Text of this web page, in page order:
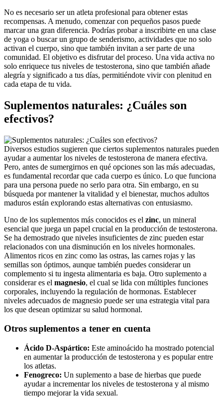
No es necesario ser un atleta profesional para obtener estas
recompensas. A menudo, comenzar con pequeños pasos puede
marcar una gran diferencia. Podrías probar a inscribirte en una clase
de yoga o buscar un grupo de senderismo, actividades que no solo
activan el cuerpo, sino que también invitan a ser parte de una
comunidad. El objetivo es disfrutar del proceso. Una vida activa no
solo enriquece tus niveles de testosterona, sino que también añade
alegría y significado a tus días, permitiéndote vivir con plenitud en
cada etapa de tu vida.
Suplementos naturales: ¿Cuáles son
efectivos?
Diversos estudios sugieren que ciertos suplementos naturales pueden
ayudar a aumentar los niveles de testosterona de manera efectiva.
Pero, antes de sumergirnos en qué opciones son las más adecuadas,
es fundamental recordar que cada cuerpo es único. Lo que funciona
para una persona puede no serlo para otra. Sin embargo, en su
búsqueda por mantener la vitalidad y el bienestar, muchos adultos
maduros están explorando estas alternativas con entusiasmo.
Uno de los suplementos más conocidos es el zinc, un mineral
esencial que juega un papel crucial en la producción de testosterona.
Se ha demostrado que niveles insuficientes de zinc pueden estar
relacionados con una disminución en los niveles hormonales.
Alimentos ricos en zinc como las ostras, las carnes rojas y las
semillas son óptimos, aunque también puedes considerar un
complemento si tu ingesta alimentaria es baja. Otro suplemento a
considerar es el magnesio, el cual se lida con múltiples funciones
corporales, incluyendo la regulación de hormonas. Establecer
niveles adecuados de magnesio puede ser una estrategia vital para
los que desean optimizar su salud hormonal.
Otros suplementos a tener en cuenta
Ácido D-Aspártico: Este aminoácido ha mostrado potencial
en aumentar la producción de testosterona y es popular entre
los atletas.
Fenogreco: Un suplemento a base de hierbas que puede
ayudar a incrementar los niveles de testosterona y al mismo
tiempo mejorar la vida sexual.